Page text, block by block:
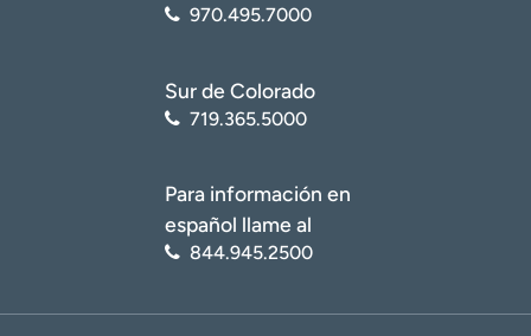
970.495.7000
Sur de Colorado
719.365.5000
Para información en
español llame al
844.945.2500